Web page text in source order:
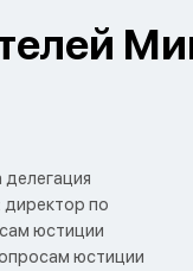
директор по
юстиции
юстиции